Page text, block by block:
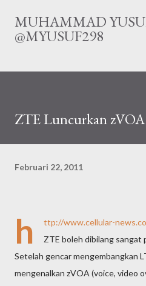
Langsung ke
MUHAMMAD
@MYUSUF298
ZTE Luncurkan zVOA
Februari 22, 2011
h ttp://www.cellular-
ZTE boleh dibilang sangat
Setelah gencar mengembangkan
mengenalkan zVOA (voice, video